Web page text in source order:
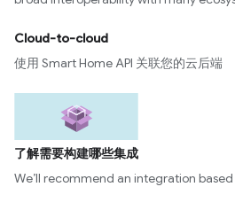
Cloud-to-cloud
使用 Smart Home API 关联您的云后端
了解需要构建哪些集成
We’ll recommend an integration